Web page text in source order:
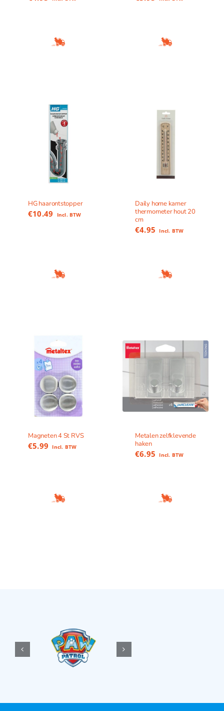
HG haarontstopper
€10.49 Incl. BTW
Daily home kamer
thermometer hout 20
cm
€4.95 Incl. BTW
Magneten 4 St RVS
€5.99 Incl. BTW
Metalen zelfklevende
haken
€6.95 Incl. BTW